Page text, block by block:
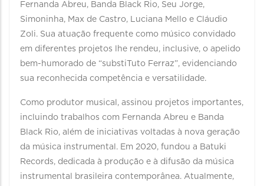
Fernanda Abreu, Banda Black Rio, Seu Jorge,
Simoninha, Max de Castro, Luciana Mello e Cláudio
Zoli. Sua atuação frequente como músico convidado
em diferentes projetos lhe rendeu, inclusive, o apelido
bem-humorado de “substiTuto Ferraz”, evidenciando
sua reconhecida competência e versatilidade.
Como produtor musical, assinou projetos importantes,
incluindo trabalhos com Fernanda Abreu e Banda
Black Rio, além de iniciativas voltadas à nova geração
da música instrumental. Em 2020, fundou a Batuki
Records, dedicada à produção e à difusão da música
instrumental brasileira contemporânea. Atualmente,